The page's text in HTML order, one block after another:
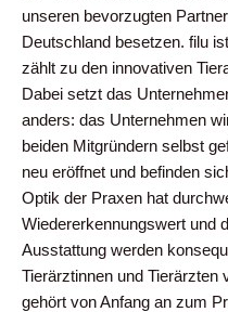
unseren bevorzugten
Deutschland besetzen. filu
zählt zu den innovativen
Dabei setzt das
anders: das Unternehmen
beiden Mitgründern selbst
neu eröffnet und befinden
Optik der Praxen hat
Wiedererkennungswert und
Ausstattung werden
Tierärztinnen und Tierärzten
gehört von Anfang an zum